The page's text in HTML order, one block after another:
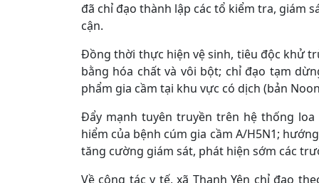
đã chỉ đạo thành lập các tổ kiểm tra, giám
cận.
Đồng thời thực hiện vệ sinh, tiêu độc khử
bằng hóa chất và vôi bột; chỉ đạo tạm
phẩm gia cầm tại khu vực có dịch (bản
Đẩy mạnh tuyên truyền trên hệ thống
hiểm của bệnh cúm gia cầm A/H5N1;
tăng cường giám sát, phát hiện sớm các
Về công tác y tế, xã Thanh Yên chỉ đạo